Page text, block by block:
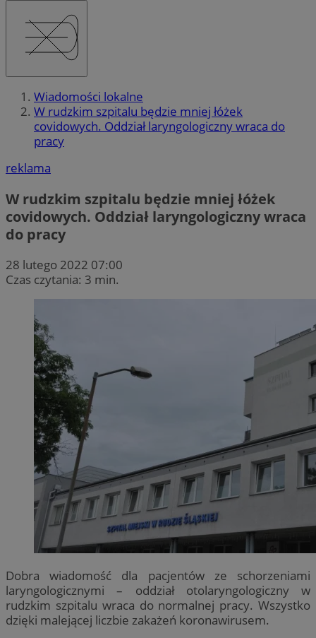
Wiadomości lokalne
W rudzkim szpitalu będzie mniej łóżek
covidowych. Oddział laryngologiczny wraca do
pracy
reklama
W rudzkim szpitalu będzie mniej łóżek
covidowych. Oddział laryngologiczny wraca
do pracy
28 lutego 2022 07:00
Czas czytania: 3 min.
Dobra wiadomość dla pacjentów ze schorzeniami
laryngologicznymi – oddział otolaryngologiczny w
rudzkim szpitalu wraca do normalnej pracy. Wszystko
dzięki malejącej liczbie zakażeń koronawirusem.